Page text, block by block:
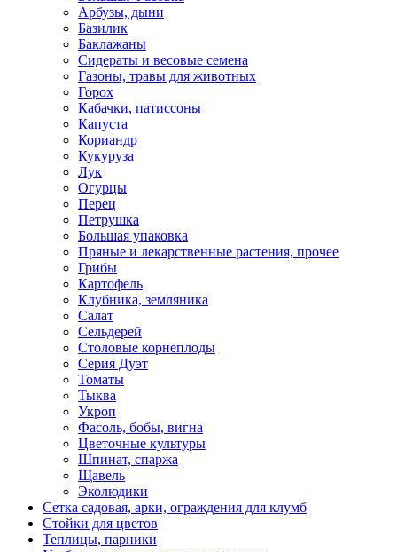
Арбузы, дыни
Базилик
Баклажаны
Сидераты и весовые семена
Газоны, травы для животных
Горох
Кабачки, патиссоны
Капуста
Кориандр
Кукуруза
Лук
Огурцы
Перец
Петрушка
Большая упаковка
Пряные и лекарственные растения, прочее
Грибы
Картофель
Клубника, земляника
Салат
Сельдерей
Столовые корнеплоды
Серия Дуэт
Томаты
Тыква
Укроп
Фасоль, бобы, вигна
Цветочные культуры
Шпинат, спаржа
Щавель
Эколюдики
Сетка садовая, арки, ограждения для клумб
Стойки для цветов
Теплицы, парники